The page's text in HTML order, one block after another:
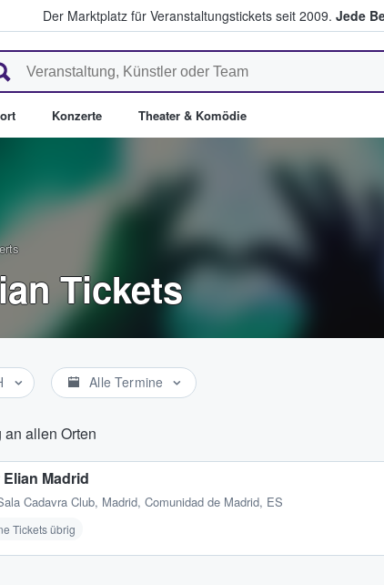
Der Marktplatz für Veranstaltungstickets seit 2009. Jede
- Wo Fans Tickets kaufen & verkaufen
Konzerte Theater & Komödie
Tickets
Alle Termine
allen Orten
Elian Madrid
Cadavra Club, Madrid, Comunidad de Madrid, ES
Tickets übrig